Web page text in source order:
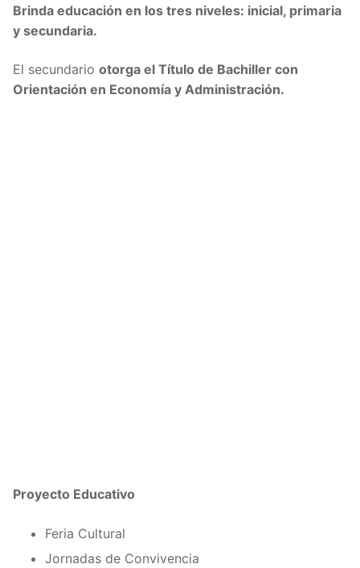
Brinda educación en los tres niveles: inicial, primaria
y secundaria.
El secundario otorga el Título de Bachiller con
Orientación en Economía y Administración.
Proyecto Educativo
Feria Cultural
Jornadas de Convivencia